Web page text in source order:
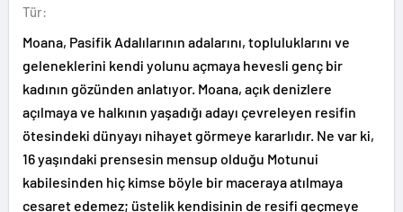
Tür:
Moana, Pasifik Adalılarının adalarını, topluluklarını ve
geleneklerini kendi yolunu açmaya hevesli genç bir
kadının gözünden anlatıyor. Moana, açık denizlere
açılmaya ve halkının yaşadığı adayı çevreleyen resifin
ötesindeki dünyayı nihayet görmeye kararlıdır. Ne var ki,
16 yaşındaki prensesin mensup olduğu Motunui
kabilesinden hiç kimse böyle bir maceraya atılmaya
cesaret edemez; üstelik kendisinin de resifi geçmeye